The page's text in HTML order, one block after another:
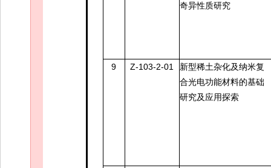
奇异性质研究
9 Z-103-2-01
新型稀土杂化及纳米复
合光电功能材料的基础
研究及应用探索